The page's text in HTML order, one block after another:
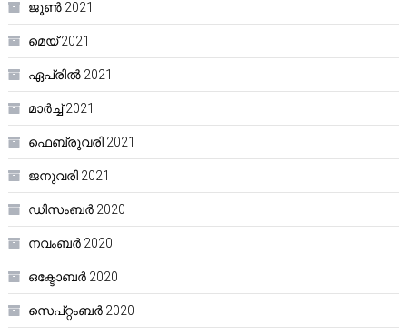
ജൂൺ 2021
മെയ്‌ 2021
ഏപ്രിൽ 2021
മാർച്ച്‌ 2021
ഫെബ്രുവരി 2021
ജനുവരി 2021
ഡിസംബർ 2020
നവംബർ 2020
ഒക്ടോബർ 2020
സെപ്റ്റംബർ 2020